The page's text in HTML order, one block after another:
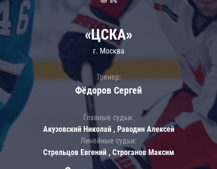
«ЦСКА»
г. Москва
Тренер:
Фёдоров Сергей
Главные судьи:
Акузовский Николай , Раводин Алексей
Линейные судьи:
Стрельцов Евгений , Строганов Максим